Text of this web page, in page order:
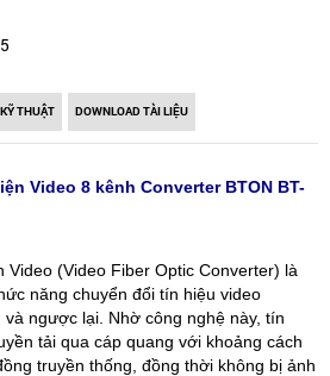
THUẬT DOWNLOAD TÀI LIỆU
Video 8 kênh Converter BTON BT-
Video (Video Fiber Optic Converter) là
năng chuyển đổi tín hiệu video
ngược lại. Nhờ công nghệ này, tín
tải qua cáp quang với khoảng cách
truyền thống, đồng thời không bị ảnh